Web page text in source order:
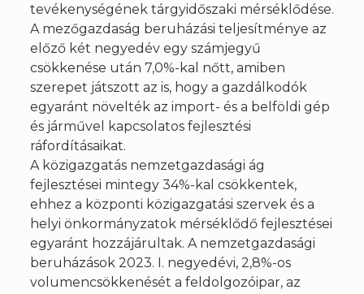
tevékenységének tárgyidőszaki mérséklődése.
A mezőgazdaság beruházási teljesítménye az
előző két negyedév egy számjegyű
csökkenése után 7,0%-kal nőtt, amiben
szerepet játszott az is, hogy a gazdálkodók
egyaránt növelték az import- és a belföldi gép
és járművel kapcsolatos fejlesztési
ráfordításaikat.
A közigazgatás nemzetgazdasági ág
fejlesztései mintegy 34%-kal csökkentek,
ehhez a központi közigazgatási szervek és a
helyi önkormányzatok mérséklődő fejlesztései
egyaránt hozzájárultak. A nemzetgazdasági
beruházások 2023. I. negyedévi, 2,8%-os
volumencsökkenését a feldolgozóipar, az